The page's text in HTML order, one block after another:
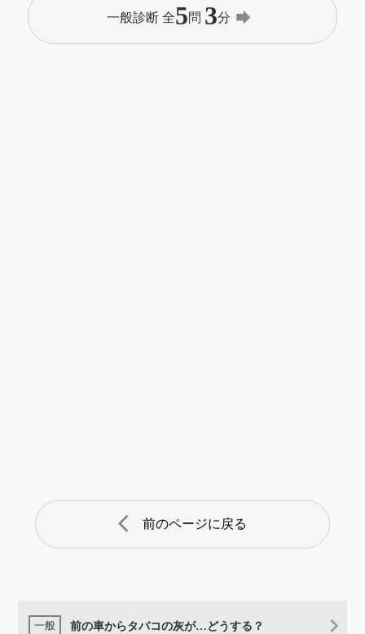
一般診断 全5問 3分 forward
arrow_back_ios 前のページに戻る
前の車からタバコの灰が…どうする？